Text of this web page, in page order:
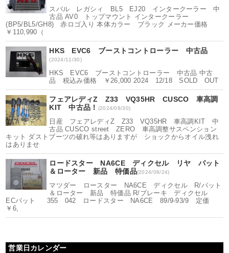
スバル レガシィ BL5 EJ20 インタークーラー 中
古品 AV0 トップマウント インタークーラー
(BP5/BL5/GH8) 赤ロゴ入り 本体カラー ブラック メーカー価格
￥110,990（
HKS EVC6 ブーストコントローラー 中古品
(2024/11/30)
HKS EVC6 ブーストコントローラー 中古品 中古
品 税込み価格 ￥26,000 2024 12/18 SOLD OUT
フェアレディZ Z33 VQ35HR CUSCO 車高調
KIT 中古品！ (2024/08/30)
日産 フェアレディZ Z33 VQ35HR 車高調KIT 中
古品 CUSCO street ZERO 車高調整サスペンション
キット ダストブーツの破れ等はありますが ショックからオイル洩れ
はありませ
ロードスター NA6CE ディクセル リヤ パット
＆ローター 新品 特価品(2024/08/24)
マツダー ロースター NA6CE ディクセル R/パット
＆ローター 新品 特価品 R/ブレーキ ディクセル
ECパット 355 042 ロードスター NA6CE 89/9-93/9 定価
￥6,
営業日カレンダー